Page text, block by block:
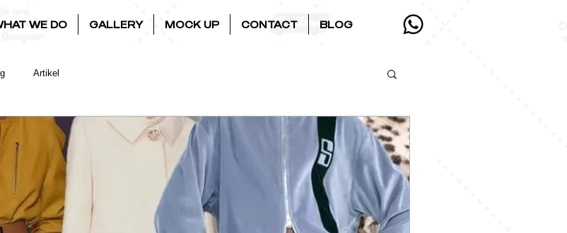
WE DO GALLERY MOCK UP CONTACT BLOG
Artikel